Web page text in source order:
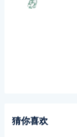
猜你喜欢